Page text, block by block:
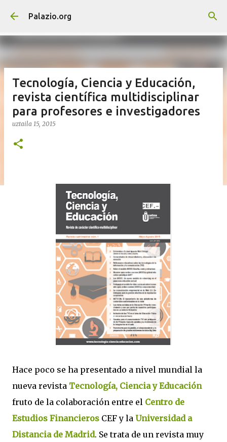
Saltatu eta joan eduki nagusira
Palazio.org
Tecnología, Ciencia y Educación,
revista científica multidisciplinar
para profesores e investigadores
uztaila 15, 2015
Hace poco se ha presentado a nivel mundial la
nueva revista Tecnología, Ciencia y Educación
fruto de la colaboración entre el Centro de
Estudios Financieros CEF y la Universidad a
Distancia de Madrid. Se trata de un revista muy